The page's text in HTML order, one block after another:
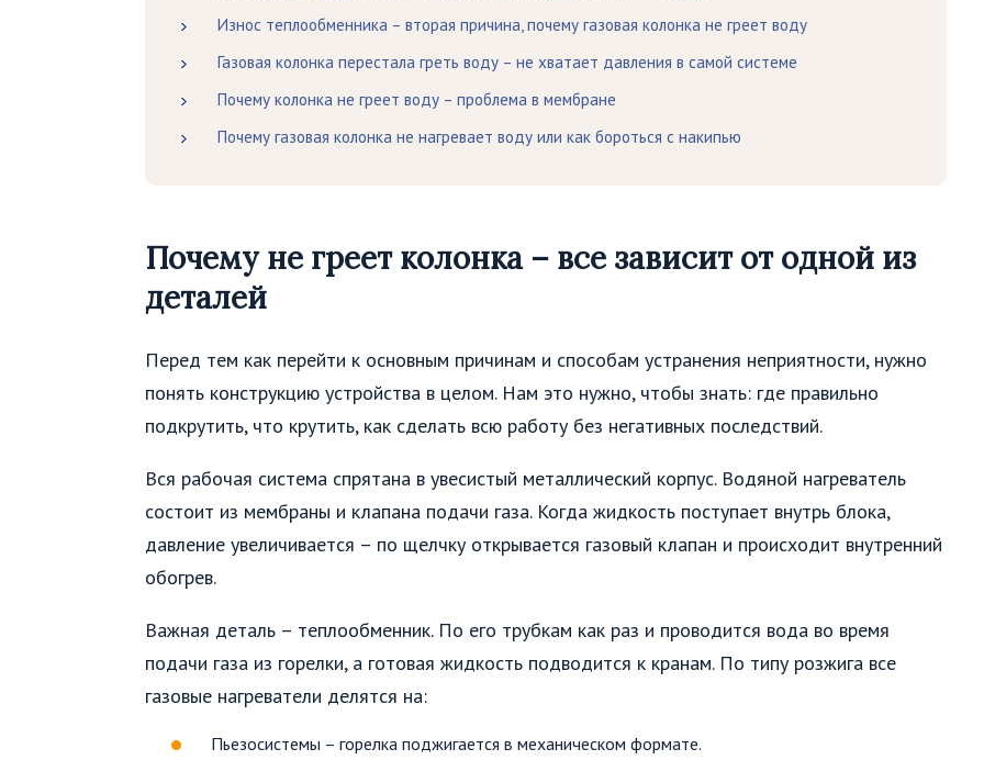
Износ теплообменника – вторая причина, почему газовая колонка не греет воду
Газовая колонка перестала греть воду – не хватает давления в самой системе
Почему колонка не греет воду – проблема в мембране
Почему газовая колонка не нагревает воду или как бороться с накипью
Почему не греет колонка – все зависит от одной из
деталей
Перед тем как перейти к основным причинам и способам устранения неприятности, нужно
понять конструкцию устройства в целом. Нам это нужно, чтобы знать: где правильно
подкрутить, что крутить, как сделать всю работу без негативных последствий.
Вся рабочая система спрятана в увесистый металлический корпус. Водяной нагреватель
состоит из мембраны и клапана подачи газа. Когда жидкость поступает внутрь блока,
давление увеличивается – по щелчку открывается газовый клапан и происходит внутренний
обогрев.
Важная деталь – теплообменник. По его трубкам как раз и проводится вода во время
подачи газа из горелки, а готовая жидкость подводится к кранам. По типу розжига все
газовые нагреватели делятся на:
Пьезосистемы – горелка поджигается в механическом формате.